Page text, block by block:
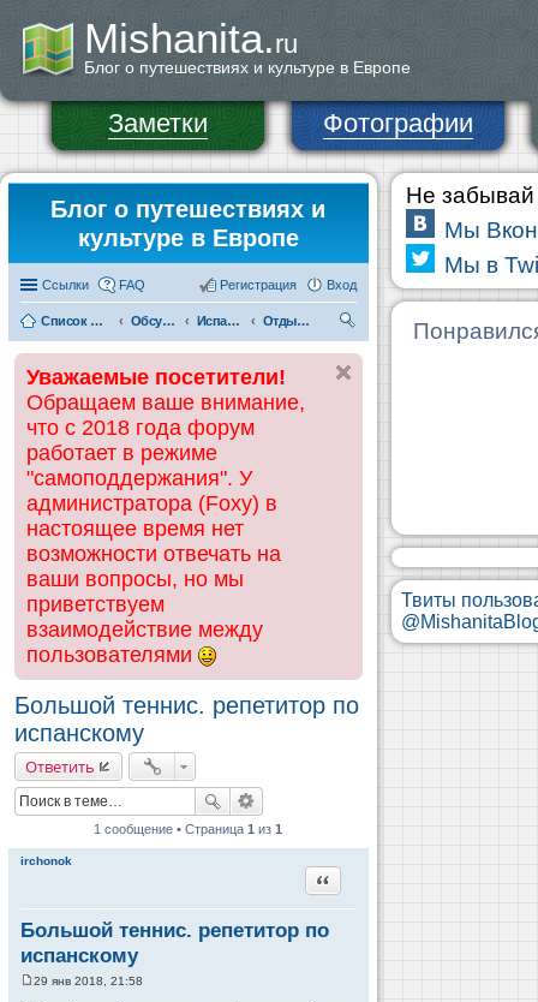
Mishanita.ru
Блог о путешествиях и культуре в Европе
Заметки Фотографии
Блог о путешествиях и
культуре в Европе
Ссылки FAQ Вход
Регистрация
Список форумов Обсуждения и информация по странам Испания Отдых на Коста-Дорада (Салоу, Камбрильс, Ла-Пинеда)
ск
Уважаемые посетители!
Обращаем ваше внимание,
что с 2018 года форум
работает в режиме
"самоподдержания". У
администратора (Foxy) в
настоящее время нет
возможности отвечать на
ваши вопросы, но мы
приветствуем
взаимодействие между
пользователями
Большой теннис. репетитор по
испанскому
Ответить
1 сообщение • Страница1 из1
irchonok
Большой теннис. репетитор по
испанскому
Цитата
29 янв 2018, 21:58
Не забывай
Мы
Мы в
Твиты